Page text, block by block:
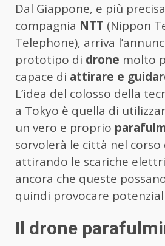
Dal Giappone, e più
compagnia NTT (Nippon
Telephone), arriva
prototipo di drone molto
capace di attirare e
L’idea del colosso della
a Tokyo è quella di
un vero e proprio
sorvolerà le città nel
attirando le scariche
ancora che queste
quindi provocare
Il drone